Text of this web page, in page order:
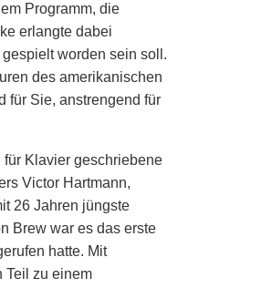
Programm, die
erlangte dabei
worden sein soll.
des amerikanischen
für Sie, anstrengend für
Klavier geschriebene
Victor Hartmann,
26 Jahren jüngste
Brew war es das erste
hatte. Mit
Teil zu einem